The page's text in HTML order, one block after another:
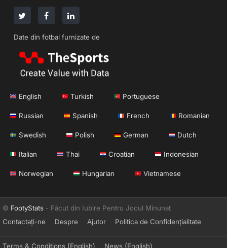
Date din fotbal furnizate de
English Turkish Portuguese
Russian Spanish French Romanian
Swedish Polish German Dutch
Italian Thai Croatian Indonesian
Norwegian Hungarian Vietnamese
© FootyStats - Făcut din Iubire Pentru Jocul Minunat
Contactați-ne
Despre Ajutor Politica de Confidențialitate
Terms & Conditions (English) News (English)